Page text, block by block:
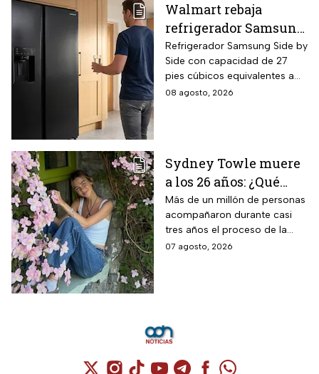
Walmart rebaja
refrigerador Samsung
Side by Side 27 pies
negro para familias
con casi 40% de
descuento
Refrigerador Samsung Side by
Side con capacidad de 27
pies cúbicos equivalentes a
716 litros, tecnología
Inverter con 20 años de
garantía exclusiva,
dispensador de agua y hielo
en la puerta y fábrica de
hielos automática.
08 agosto, 2026
Sydney Towle muere
a los 26 años: ¿Qué
cáncer padecía la
estrella de TikTok?
Más de un millón de personas
acompañaron durante casi
tres años el proceso de la
creadora: tratamientos,
07 agosto, 2026
Cuenta de X / Twitter (se abre en una
Cuenta de Instagram (se abre en una
Cuenta de TikTok (se abre en
Cuenta de YouTube (se abre
Cuenta de Telegram (se
Cuenta de
Cuenta de